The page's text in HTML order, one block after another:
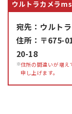
ウルトラカメラ
宛先：ウルト
住所：〒675-
20-18
住所の間違いが増え
申し上げます。